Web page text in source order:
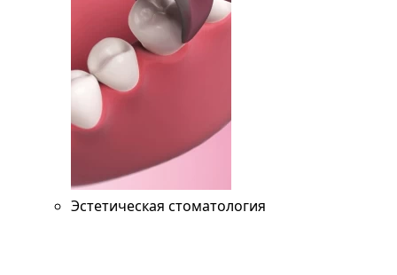
Эстетическая стоматология